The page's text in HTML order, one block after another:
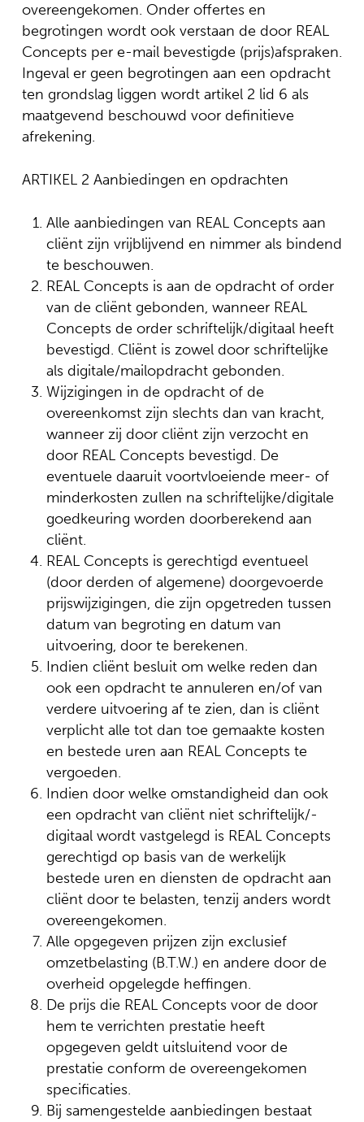
overeengekomen. Onder offertes en
begrotingen wordt ook verstaan de door REAL
Concepts per e-mail bevestigde (prijs)afspraken.
Ingeval er geen begrotingen aan een opdracht
ten grondslag liggen wordt artikel 2 lid 6 als
maatgevend beschouwd voor definitieve
afrekening.
ARTIKEL 2 Aanbiedingen en opdrachten
Alle aanbiedingen van REAL Concepts aan
cliënt zijn vrijblijvend en nimmer als bindend
te beschouwen.
REAL Concepts is aan de opdracht of order
van de cliënt gebonden, wanneer REAL
Concepts de order schriftelijk/digitaal heeft
bevestigd. Cliënt is zowel door schriftelijke
als digitale/mailopdracht gebonden.
Wijzigingen in de opdracht of de
overeenkomst zijn slechts dan van kracht,
wanneer zij door cliënt zijn verzocht en
door REAL Concepts bevestigd. De
eventuele daaruit voortvloeiende meer- of
minderkosten zullen na schriftelijke/digitale
goedkeuring worden doorberekend aan
cliënt.
REAL Concepts is gerechtigd eventueel
(door derden of algemene) doorgevoerde
prijs­wijzigingen, die zijn opgetreden tussen
datum van begroting en datum van
uitvoering, door te berekenen.
Indien cliënt besluit om welke reden dan
ook een opdracht te annuleren en/of van
verdere uitvoering af te zien, dan is cliënt
verplicht alle tot dan toe gemaakte kosten
en bestede uren aan REAL Concepts te
vergoeden.
Indien door welke omstandigheid dan ook
een opdracht van cliënt niet schriftelijk/­
digitaal wordt vastgelegd is REAL Concepts
gerechtigd op basis van de werkelijk
bestede uren en diensten de opdracht aan
cliënt door te belasten, tenzij anders wordt
overeengekomen.
Alle opgegeven prijzen zijn exclusief
omzetbelasting (B.T.W.) en andere door de
overheid opgelegde heffingen.
De prijs die REAL Concepts voor de door
hem te verrichten prestatie heeft
opgegeven geldt uitsluitend voor de
prestatie conform de overeengekomen
specificaties.
Bij samengestelde aanbiedingen bestaat